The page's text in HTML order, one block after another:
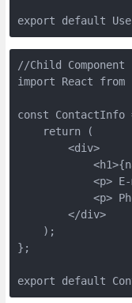
export default
//Child Component
import React
const
    return (
        <div>
<p>
<p>
        </div>
    );
};
export default